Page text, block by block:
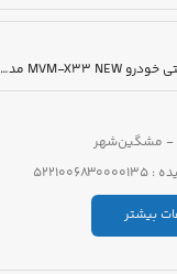
مزایده دولتی خودرو MVM-X33 NEW مدل 1394 رنگ سفید
- مشگین‌شهر
بیشتر